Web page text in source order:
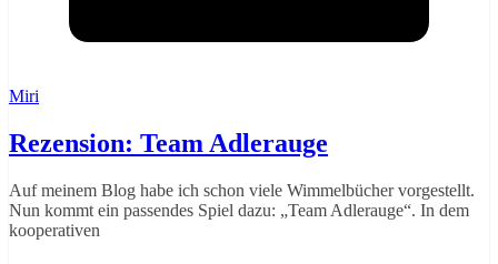
Miri
Rezension: Team Adlerauge
Auf meinem Blog habe ich schon viele Wimmelbücher vorgestellt.
Nun kommt ein passendes Spiel dazu: „Team Adlerauge“. In dem
kooperativen